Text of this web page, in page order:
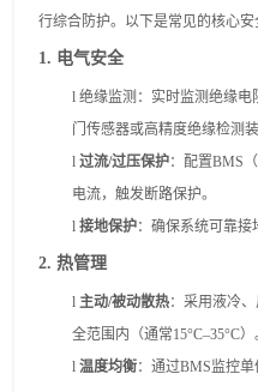
行综合防护。以下是常见的核心安
1. 电气安全
l 绝缘监测：实时监测绝缘电
门传感器或高精度绝缘检测装
l 过流/过压保护：配置BMS
电流，触发断路保护。
l 接地保护：确保系统可靠接
2. 热管理
l 主动/被动散热：采用液冷
全范围内（通常15°C–35°C）
l 温度均衡：通过BMS监控单